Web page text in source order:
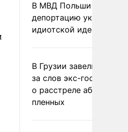
В МВД Польши назвали
депортацию украинцев
идиотской идеей
В Грузии завели дело
за слов экс-
о расстреле абхазских
пленных